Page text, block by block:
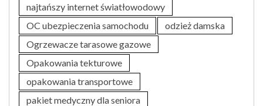
najtańszy internet światłowodowy
OC ubezpieczenia samochodu
odzież damska
Ogrzewacze tarasowe gazowe
Opakowania tekturowe
opakowania transportowe
pakiet medyczny dla seniora